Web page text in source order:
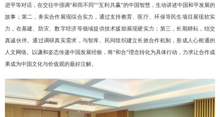
进平等对话，在交往中强调“和而不同”“互利共赢”的中国智慧，生动讲述中国和平发展的
故事；第二，务实合作展现综合实力，通过支持教育、医疗、环保等民生项目展现软实
力，在基建、防灾、数字经济等领域提供技术援助展现硬实力；第三，长期耕耘，结交
真诚伙伴。通过调研真实需求，与智库、民间组织建立长效合作机制，形成人心相通的
人文网络。以谦和姿态传递中国发展经验，将“和合”理念转化为具体行动，力求让合作成
果成为中国文化与价值观的最好注解。